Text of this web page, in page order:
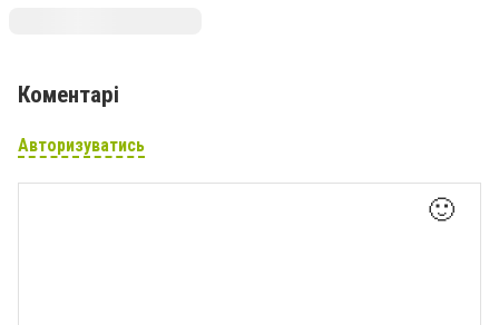
Коментарі
Авторизуватись
🙂